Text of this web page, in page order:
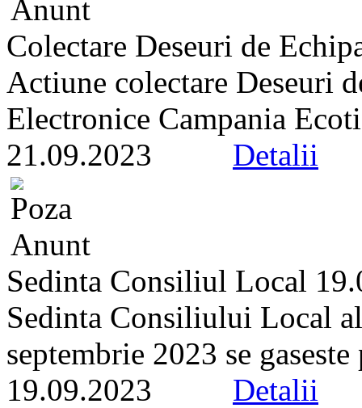
Colectare Deseuri de
Actiune colectare Deseuri
Electronice Campania
21.09.2023 Detalii
Sedinta Consiliul Local
Sedinta Consiliului Local
septembrie 2023 se
19.09.2023 Detalii